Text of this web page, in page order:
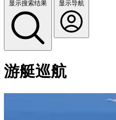
显示搜索结果 显示导航
游艇巡航